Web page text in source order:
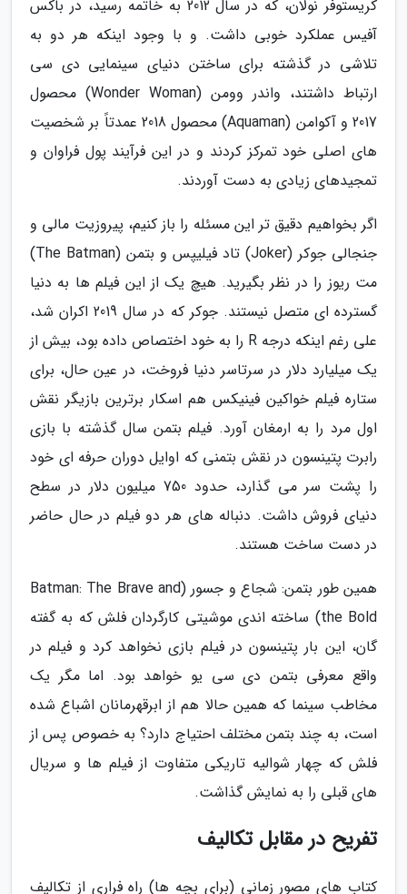
کریستوفر نولان، که در سال 2012 به خاتمه رسید، در باکس
آفیس عملکرد خوبی داشت. و با وجود اینکه هر دو به
تلاشی در گذشته برای ساختن دنیای سینمایی دی سی
ارتباط داشتند، واندر وومن (Wonder Woman) محصول
2017 و آکوامن (Aquaman) محصول 2018 عمدتاً بر شخصیت
های اصلی خود تمرکز کردند و در این فرآیند پول فراوان و
تمجیدهای زیادی به دست آوردند.
اگر بخواهیم دقیق تر این مسئله را باز کنیم، پیروزیت مالی و
جنجالی جوکر (Joker) تاد فیلیپس و بتمن (The Batman)
مت ریوز را در نظر بگیرید. هیچ یک از این فیلم ها به دنیا
گسترده ای متصل نیستند. جوکر که در سال 2019 اکران شد،
علی رغم اینکه درجه R را به خود اختصاص داده بود، بیش از
یک میلیارد دلار در سرتاسر دنیا فروخت، در عین حال، برای
ستاره فیلم خواکین فینیکس هم اسکار برترین بازیگر نقش
اول مرد را به ارمغان آورد. فیلم بتمن سال گذشته با بازی
رابرت پتینسون در نقش بتمنی که اوایل دوران حرفه ای خود
را پشت سر می گذارد، حدود 750 میلیون دلار در سطح
دنیای فروش داشت. دنباله های هر دو فیلم در حال حاضر
در دست ساخت هستند.
همین طور بتمن: شجاع و جسور (Batman: The Brave and
the Bold) ساخته اندی موشیتی کارگردان فلش که به گفته
گان، این بار پتینسون در فیلم بازی نخواهد کرد و فیلم در
واقع معرفی بتمن دی سی یو خواهد بود. اما مگر یک
مخاطب سینما که همین حالا هم از ابرقهرمانان اشباع شده
است، به چند بتمن مختلف احتیاج دارد؟ به خصوص پس از
فلش که چهار شوالیه تاریکی متفاوت از فیلم ها و سریال
های قبلی را به نمایش گذاشت.
تفریح در مقابل تکالیف
کتاب های مصور زمانی (برای بچه ها) راه فراری از تکالیف